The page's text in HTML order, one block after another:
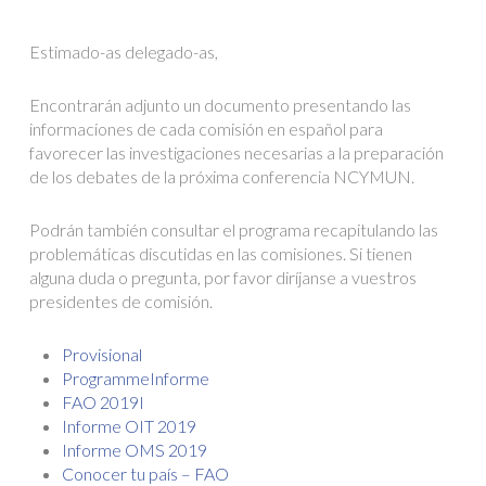
Estimado-as delegado-as,
Encontrarán adjunto un documento presentando las
informaciones de cada comisión en español para
favorecer las investigaciones necesarias a la preparación
de los debates de la próxima conferencia NCYMUN.
Podrán también consultar el programa recapitulando las
problemáticas discutidas en las comisiones. Si tienen
alguna duda o pregunta, por favor diríjanse a vuestros
presidentes de comisión.
Provisional
ProgrammeInforme
FAO 2019I
Informe OIT 2019
Informe OMS 2019
Conocer tu país – FAO